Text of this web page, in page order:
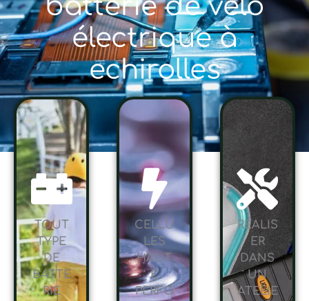
batterie de vélo
électrique à
echirolles
TOUT
TYPE
DE
BATTE
RIE
CELLU
LES
HAUT
E
PERFO
RÉALIS
ER
DANS
UN
ATELIE